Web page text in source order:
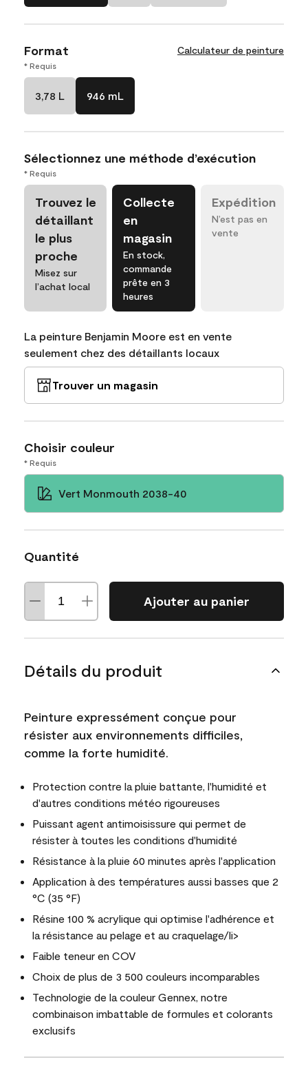
Format Calculateur de peinture
* Requis
3,78 L 946 mL
Sélectionnez une méthode d’exécution
* Requis
Trouvez le
détaillant
le plus
proche
Misez sur
l’achat local
Collecte
en
magasin
En stock,
commande
prête en 3
heures
Expédition
N’est pas en
vente
La peinture Benjamin Moore est en vente
seulement chez des détaillants locaux
Trouver un magasin
Choisir couleur
* Requis
Vert Monmouth 2038-40
Quantité
Ajouter au panier
Détails du produit
Peinture expressément conçue pour
résister aux environnements difficiles,
comme la forte humidité.
Protection contre la pluie battante, l'humidité et
d'autres conditions météo rigoureuses
Puissant agent antimoisissure qui permet de
résister à toutes les conditions d'humidité
Résistance à la pluie 60 minutes après l'application
Application à des températures aussi basses que 2
°C (35 °F)
Résine 100 % acrylique qui optimise l'adhérence et
la résistance au pelage et au craquelage/li>
Faible teneur en COV
Choix de plus de 3 500 couleurs incomparables
Technologie de la couleur Gennex, notre
combinaison imbattable de formules et colorants
exclusifs